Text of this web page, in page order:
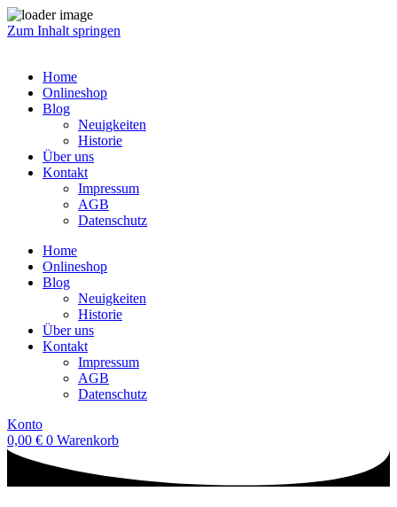
Zum Inhalt springen
Home
Onlineshop
Blog
Neuigkeiten
Historie
Über uns
Kontakt
Impressum
AGB
Datenschutz
Home
Onlineshop
Blog
Neuigkeiten
Historie
Über uns
Kontakt
Impressum
AGB
Datenschutz
Konto
0,00 € 0 Warenkorb